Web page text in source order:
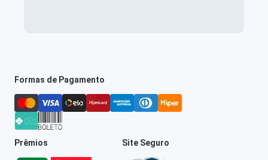
Formas de Pagamento
Prêmios Site Seguro